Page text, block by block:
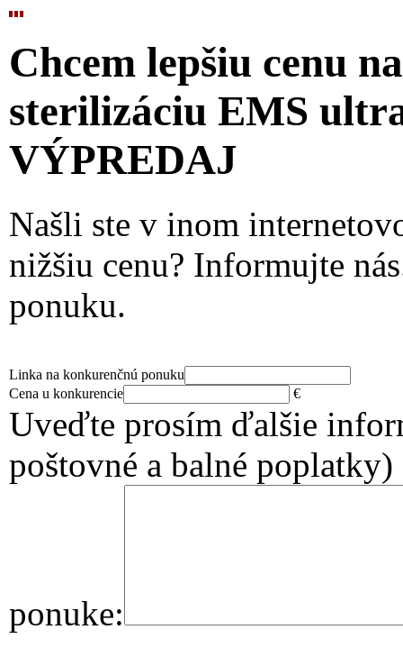
Chcem lepšiu cenu
sterilizáciu EMS
VÝPREDAJ
Našli ste v inom
nižšiu cenu? Informujte
ponuku.
Linka na konkurenčnú ponuku
Cena u konkurencie
€
Uveďte prosím ďalšie
poštovné a balné
ponuke: